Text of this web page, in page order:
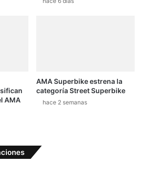
AMA
AMA Superbike estrena la
categoría Street Superbike
hace 2 semanas